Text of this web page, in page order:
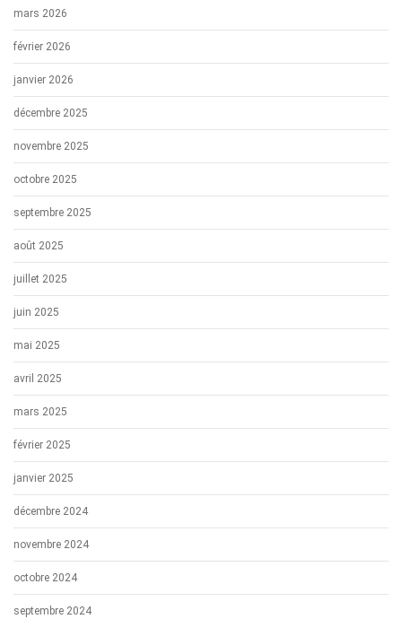
mars 2026
février 2026
janvier 2026
décembre 2025
novembre 2025
octobre 2025
septembre 2025
août 2025
juillet 2025
juin 2025
mai 2025
avril 2025
mars 2025
février 2025
janvier 2025
décembre 2024
novembre 2024
octobre 2024
septembre 2024